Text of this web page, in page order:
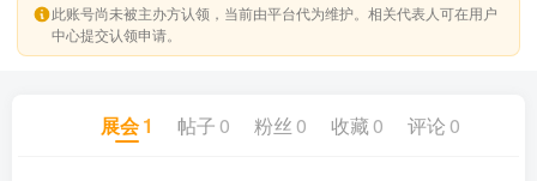
此账号尚未被主办方认领，当前由平台代为维护。相关代表人可在用户
中心提交认领申请。
展会1 帖子 0 粉丝 0 收藏 0 评论 0